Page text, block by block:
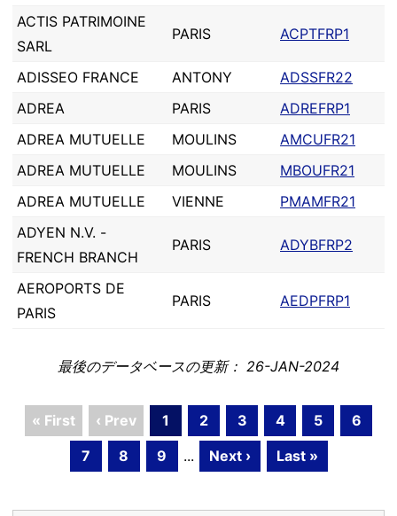
ACTIS PATRIMOINE
SARL
PARIS ACPTFRP1
ADISSEO FRANCE ANTONY
ADSSFR22
ADREA
PARIS
ADREFRP1
ADREA MUTUELLE
MOULINS
AMCUFR21
ADREA MUTUELLE
MOULINS
MBOUFR21
ADREA MUTUELLE
VIENNE
PMAMFR21
ADYEN N.V. -
FRENCH BRANCH
PARIS ADYBFRP2
AEROPORTS DE
PARIS
PARIS AEDPFRP1
最後のデータベースの更新： 26-JAN-2024
« First ‹ Prev 1 2 3 4 5
6
7
8 9 ... Next › Last »